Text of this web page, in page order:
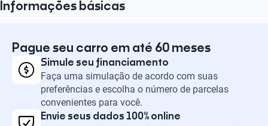
Informações básicas
Pague seu carro em até 60 meses
Simule seu financiamento
Faça uma simulação de acordo com suas
preferências e escolha o número de parcelas
convenientes para você.
Envie seus dados 100% online